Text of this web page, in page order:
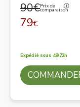
90€Prix de
comparaison
79€
Expédié sous 48/72h